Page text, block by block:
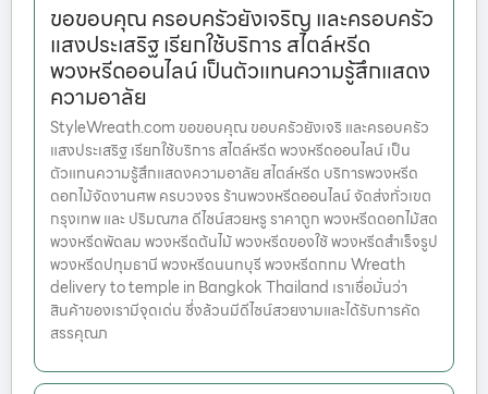
ขอขอบคุณ ครอบครัวยังเจริญ และครอบครัว
แสงประเสริฐ เรียกใช้บริการ สไตล์หรีด
พวงหรีดออนไลน์ เป็นตัวแทนความรู้สึกแสดง
ความอาลัย
StyleWreath.com ขอขอบคุณ ขอบครัวยังเจริ และครอบครัว
แสงประเสริฐ เรียกใช้บริการ สไตล์หรีด พวงหรีดออนไลน์ เป็น
ตัวแทนความรู้สึกแสดงความอาลัย สไตล์หรีด บริการพวงหรีด
ดอกไม้จัดงานศพ ครบวงจร ร้านพวงหรีดออนไลน์ จัดส่งทั่วเขต
กรุงเทพ และ ปริมณฑล ดีไซน์สวยหรู ราคาถูก พวงหรีดดอกไม้สด
พวงหรีดพัดลม พวงหรีดต้นไม้ พวงหรีดของใช้ พวงหรีดสำเร็จรูป
พวงหรีดปทุมธานี พวงหรีดนนทบุรี พวงหรีดกทม Wreath
delivery to temple in Bangkok Thailand เราเชื่อมั่นว่า
สินค้าของเรามีจุดเด่น ซึ่งล้วนมีดีไซน์สวยงามและได้รับการคัด
สรรคุณภ